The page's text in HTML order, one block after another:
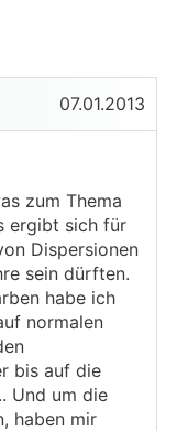
07.01.2013
zum Thema
ergibt sich für
Dispersionen
sein dürften.
habe ich
normalen
bis auf die
Und um die
haben mir